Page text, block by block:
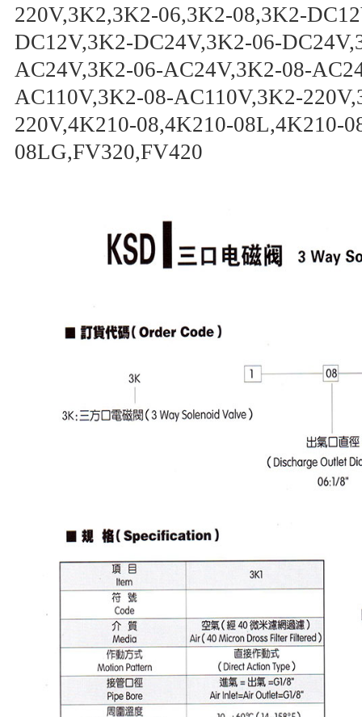
220V,3K2,3K2-06,3K2-08,3K2-
DC12V,3K2-DC24V,3K2-06-
AC24V,3K2-06-AC24V,3K2-08-
AC110V,3K2-08-AC110V,3K2-
220V,4K210-08,4K210-08L,4K210-
08LG,FV320,FV420